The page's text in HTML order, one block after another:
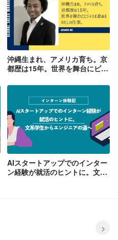
沖縄生まれ、アメリカ育ち。京
都歴は15年。世界を舞台にビジ
員インタビュー】
AIスタートアップでのインター
ン経験が就活のヒントに。文系